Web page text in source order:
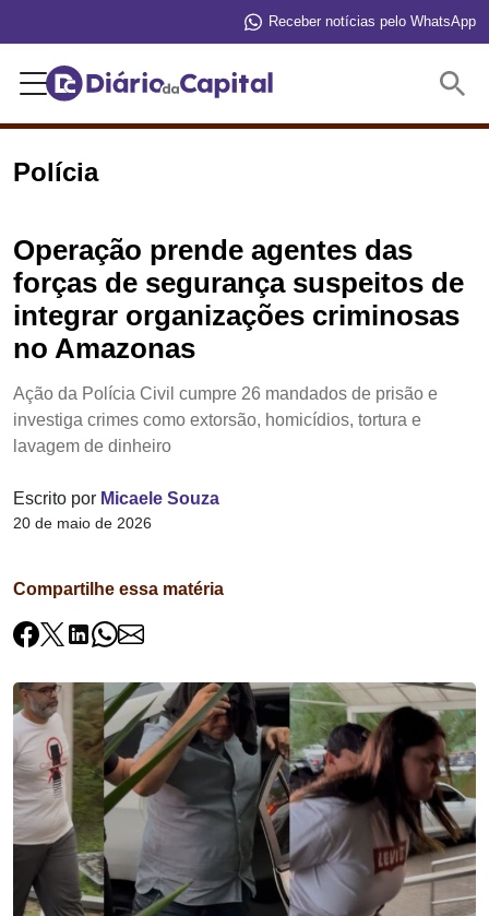
Receber notícias pelo WhatsApp
Polícia
Operação prende agentes das
forças de segurança suspeitos de
integrar organizações criminosas
no Amazonas
Ação da Polícia Civil cumpre 26 mandados de prisão e
investiga crimes como extorsão, homicídios, tortura e
lavagem de dinheiro
Escrito por Micaele Souza
20 de maio de 2026
Compartilhe essa matéria